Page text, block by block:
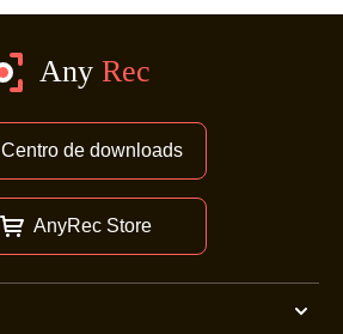
Centro de downloads
AnyRec Store